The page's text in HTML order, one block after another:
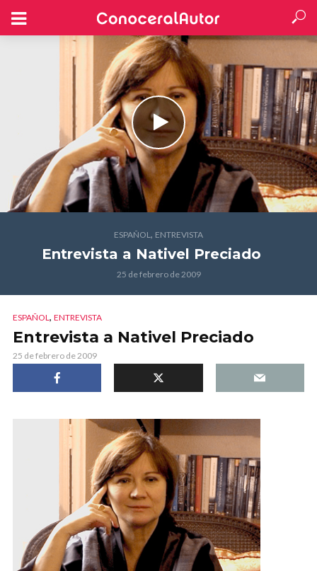
ESPAÑOL, ENTREVISTA
Entrevista a Nativel Preciado
25 de febrero de 2009
ESPAÑOL, ENTREVISTA
Entrevista a Nativel Preciado
25 de febrero de 2009